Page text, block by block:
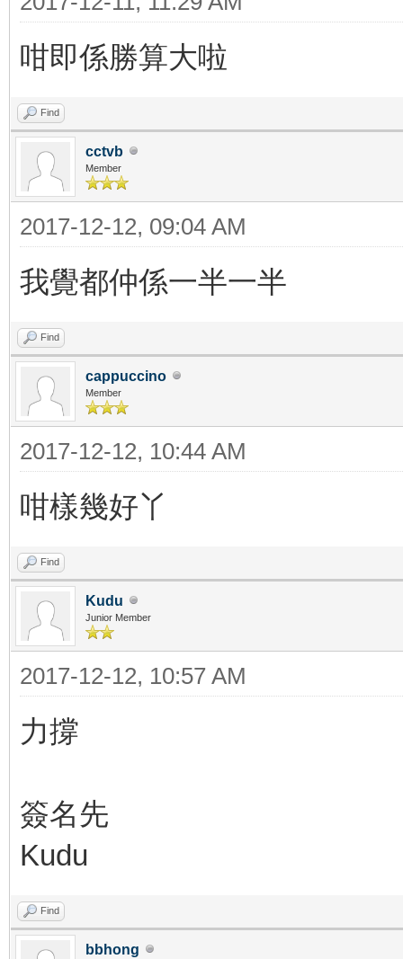
咁即係勝算大啦
Find
cctvb
Member
2017-12-12, 09:04 AM
我覺都仲係一半一半
Find
cappuccino
Member
2017-12-12, 10:44 AM
咁樣幾好丫
Find
Kudu
Junior Member
2017-12-12, 10:57 AM
力撐
簽名先
Kudu
Find
bbhong